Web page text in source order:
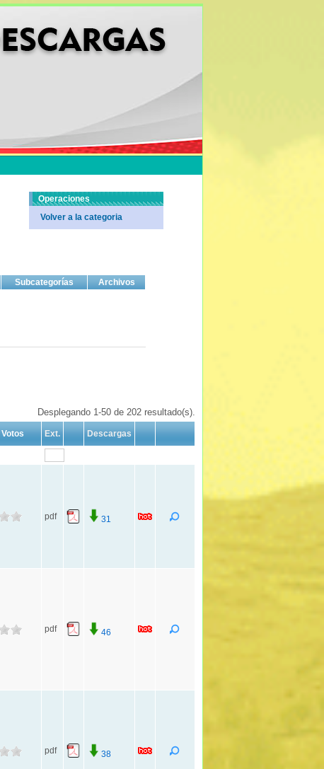
Subcategorías Archivos
Desplegando 1-50 de 202 resultado(s).
Votos Ext. Descargas
pdf 31
pdf 46
pdf 38
Operaciones
Volver a la categoria